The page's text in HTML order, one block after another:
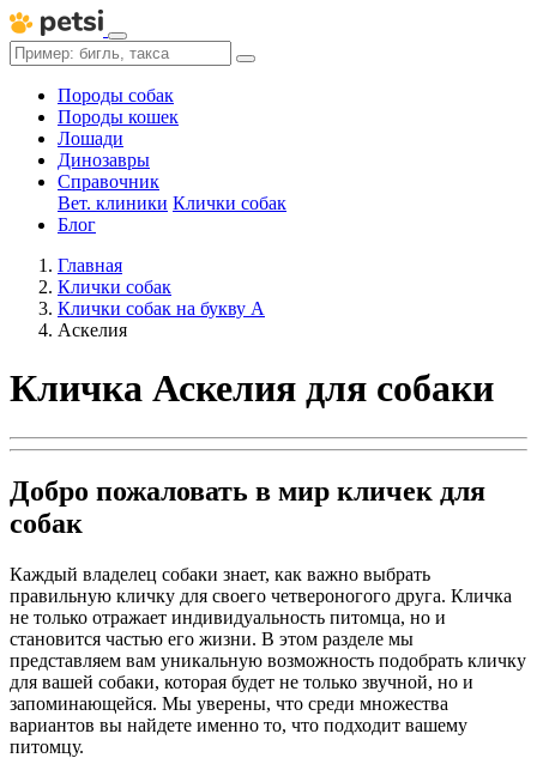
Породы собак
Породы кошек
Лошади
Динозавры
Справочник
Вет. клиники Клички собак
Блог
Главная
Клички собак
Клички собак на букву А
Аскелия
Кличка Аскелия для собаки
Добро пожаловать в мир кличек для
собак
Каждый владелец собаки знает, как важно выбрать
правильную кличку для своего четвероногого друга. Кличка
не только отражает индивидуальность питомца, но и
становится частью его жизни. В этом разделе мы
представляем вам уникальную возможность подобрать кличку
для вашей собаки, которая будет не только звучной, но и
запоминающейся. Мы уверены, что среди множества
вариантов вы найдете именно то, что подходит вашему
питомцу.